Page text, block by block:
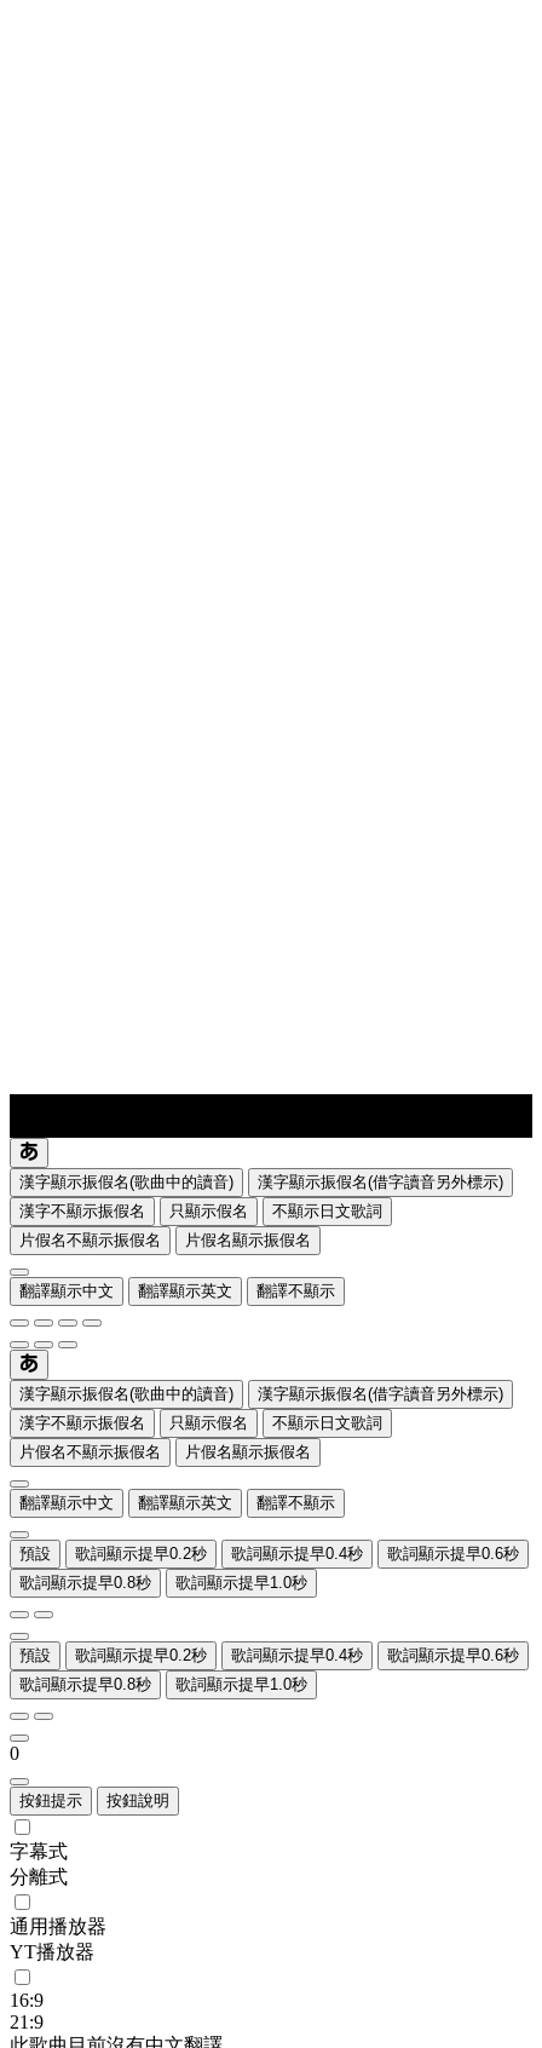
漢字顯示振假名(歌曲中的讀音)
漢字顯示振假名(借字讀音另外標示)
漢字不顯示振假名
只顯示假名
不顯示日文歌詞
片假名不顯示振假名
片假名顯示振假名
翻譯顯示中文 翻譯顯示英文 翻譯不顯示
漢字顯示振假名(歌曲中的讀音)
漢字顯示振假名(借字讀音另外標示)
漢字不顯示振假名
只顯示假名
不顯示日文歌詞
片假名不顯示振假名
片假名顯示振假名
翻譯顯示中文 翻譯顯示英文 翻譯不顯示
預設 歌詞顯示提早0.2秒 歌詞顯示提早0.4秒
歌詞顯示提早0.6秒
歌詞顯示提早0.8秒
歌詞顯示提早1.0秒
預設 歌詞顯示提早0.2秒 歌詞顯示提早0.4秒
歌詞顯示提早0.6秒
歌詞顯示提早0.8秒
歌詞顯示提早1.0秒
0
按鈕提示 按鈕說明
字幕式
分離式
通用播放器
YT播放器
16:9
21:9